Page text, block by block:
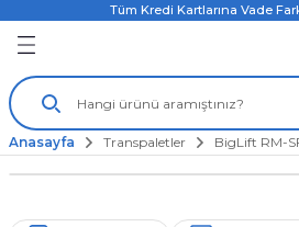
Tüm Kredi Kartlarına Vade
Anasayfa Transpaletler BigLift RM-